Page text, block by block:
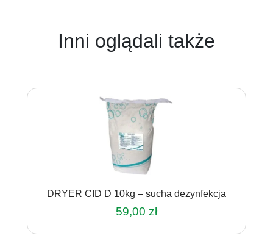
Inni oglądali także
DRYER CID D 10kg – sucha dezynfekcja
59,00 zł